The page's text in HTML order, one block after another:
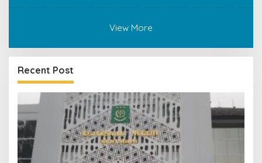
View More
Recent Post